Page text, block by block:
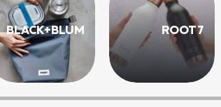
ROOT7
BLACK+BLUM